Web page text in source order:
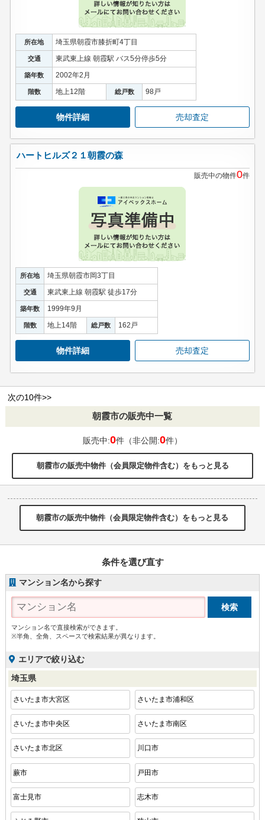
所在地 埼玉県朝霞市膝折町4丁目
交通 東武東上線 朝霞駅 バス5分停歩5分
築年数 2002年2月
階数 地上12階 総戸数 98戸
物件詳細 売却査定
ハートヒルズ２１朝霞の森
販売中の物件0件
所在地 埼玉県朝霞市岡3丁目
交通 東武東上線 朝霞駅 徒歩17分
築年数 1999年9月
階数 地上14階 総戸数 162戸
物件詳細 売却査定
次の10件>>
朝霞市の販売中一覧
販売中:0件（非公開:0件）
朝霞市の販売中物件（会員限定物件含む）をもっと見る
朝霞市の販売中物件（会員限定物件含む）をもっと見る
条件を選び直す
マンション名から探す
マンション名で直接検索ができます。
※半角、全角、スペースで検索結果が異なります。
エリアで絞り込む
埼玉県
さいたま市大宮区 さいたま市浦和区
さいたま市中央区 さいたま市南区
さいたま市北区 川口市
蕨市 戸田市
富士見市 志木市